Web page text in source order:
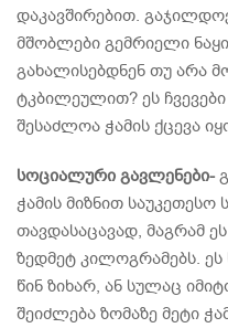
დაკავშირებით.
მშობლები გემრიელი
გახალისებდნენ თუ არა
ტკბილეულით? ეს
შესაძლოა ჭამის ქცევა
სოციალური გავლენები-
ჭამის მიზნით საუკეთესო
თავდასაცავად, მაგრამ
ზედმეტ კილოგრამებს. ეს
წინ ზიხარ, ან სულაც
შეიძლება ზომაზე მეტი